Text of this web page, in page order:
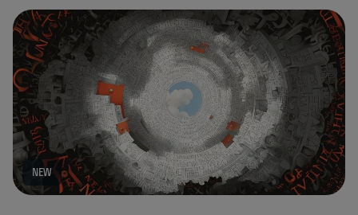
NEW